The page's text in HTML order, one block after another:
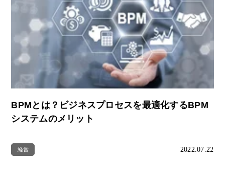
BPMとは？ビジネスプロセスを最適化するBPM
システムのメリット
経営 2022.07.22